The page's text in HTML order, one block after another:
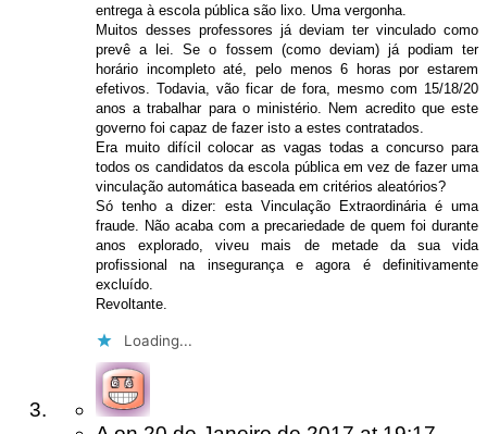
entrega à escola pública são lixo. Uma vergonha.
Muitos desses professores já deviam ter vinculado como
prevê a lei. Se o fossem (como deviam) já podiam ter
horário incompleto até, pelo menos 6 horas por estarem
efetivos. Todavia, vão ficar de fora, mesmo com 15/18/20
anos a trabalhar para o ministério. Nem acredito que este
governo foi capaz de fazer isto a estes contratados.
Era muito difícil colocar as vagas todas a concurso para
todos os candidatos da escola pública em vez de fazer uma
vinculação automática baseada em critérios aleatórios?
Só tenho a dizer: esta Vinculação Extraordinária é uma
fraude. Não acaba com a precariedade de quem foi durante
anos explorado, viveu mais de metade da sua vida
profissional na insegurança e agora é definitivamente
excluído.
Revoltante.
Loading...